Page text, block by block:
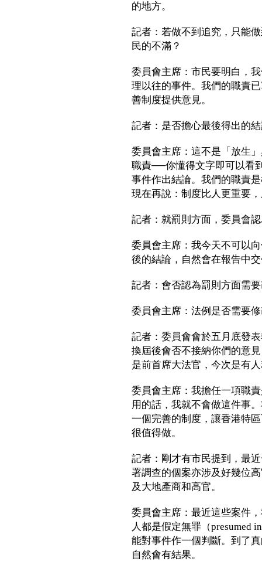
的地方。
記者：若做不到追究，只能
民的不滿？
委員會主席：市民要明白，
理以往的事件。我們的職責
善制度提供意見。
記者：是否擔心最後得出的
委員會主席：這不是「放生
職責──你懂得文字即可以看
事件作出結論。我們的職責
現在再說：制度比人更重要
記者：就罰則方面，委員會
委員會主席：我今天不可以
後的結論，自然會在報告中
記者：會否認為罰則方面需
委員會主席：法例是否需要
記者：委員會會於五月底發
換屆後會否不接納你們的意
是前首席大法官，今次是有
委員會主席：我擔任一項職
用的話，我就不會做這件事
一個完善的制度，讓香港特
很值得做。
記者：剛才有市民提到，最
署調查的個案亦涉及好幾位
及大地產商和高官。
委員會主席：最近這些案件
人都是假定無罪（presumed
能對事件作一個判斷。到了
自然會有結果。